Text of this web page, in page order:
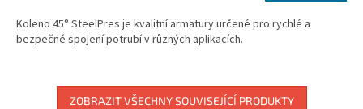
Koleno 45° SteelPres je kvalitní armatury určené pro rychlé a
bezpečné spojení potrubí v různých aplikacích.
ZOBRAZIT VŠECHNY SOUVISEJÍCÍ PRODUKTY